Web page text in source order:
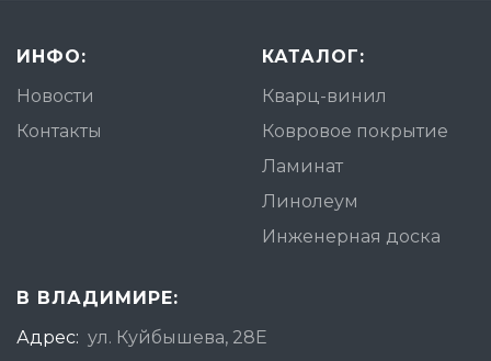
ИНФО:
Новости
Контакты
КАТАЛОГ:
Кварц-винил
Ковровое покрытие
Ламинат
Линолеум
Инженерная доска
В ВЛАДИМИРЕ:
Адрес: ул. Куйбышева, 28Е